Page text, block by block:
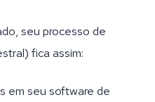
seu processo de
fica assim:
em seu software de